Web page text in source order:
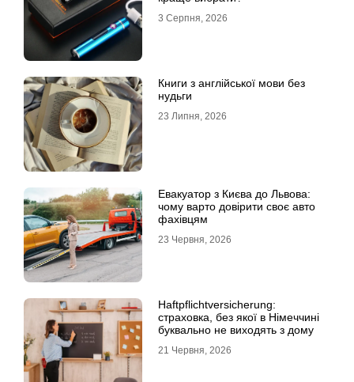
3 Серпня, 2026
Книги з англійської мови без
нудьги
23 Липня, 2026
Евакуатор з Києва до Львова:
чому варто довірити своє авто
фахівцям
23 Червня, 2026
Haftpflichtversicherung:
страховка, без якої в Німеччині
буквально не виходять з дому
21 Червня, 2026